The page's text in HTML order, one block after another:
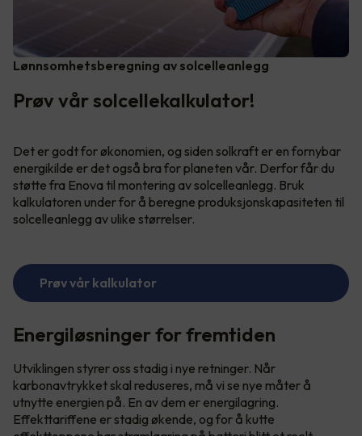
Lønnsomhetsberegning av solcelleanlegg
Prøv vår solcellekalkulator!
Det er godt for økonomien, og siden solkraft er en fornybar
energikilde er det også bra for planeten vår. Derfor får du
støtte fra Enova til montering av solcelleanlegg. Bruk
kalkulatoren under for å beregne produksjonskapasiteten til
solcelleanlegg av ulike størrelser.
Prøv vår kalkulator
Energiløsninger for fremtiden
Utviklingen styrer oss stadig i nye retninger. Når
karbonavtrykket skal reduseres, må vi se nye måter å
utnytte energien på. En av dem er energilagring.
Effekttariffene er stadig økende, og for å kutte